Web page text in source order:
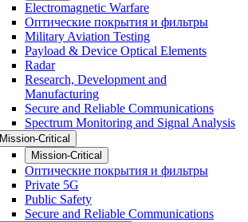
Electromagnetic Warfare
Оптические покрытия и фильтры
Military Aviation Testing
Payload & Device Optical Elements
Radar
Research, Development and
Manufacturing
Secure and Reliable Communications
Spectrum Monitoring and Signal Analysis
Mission-Critical
Mission-Critical
Оптические покрытия и фильтры
Private 5G
Public Safety
Secure and Reliable Communications